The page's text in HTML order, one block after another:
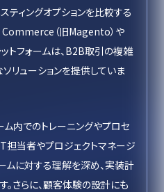
ティングオプションを比較する
Commerce（旧Magento）や
フォームは、B2B取引の複雑
リューションを提供していま
ム内でのトレーニングやプロセ
担当者やプロジェクトマネージ
ムに対する理解を深め、実装計
さらに、顧客体験の設計にも